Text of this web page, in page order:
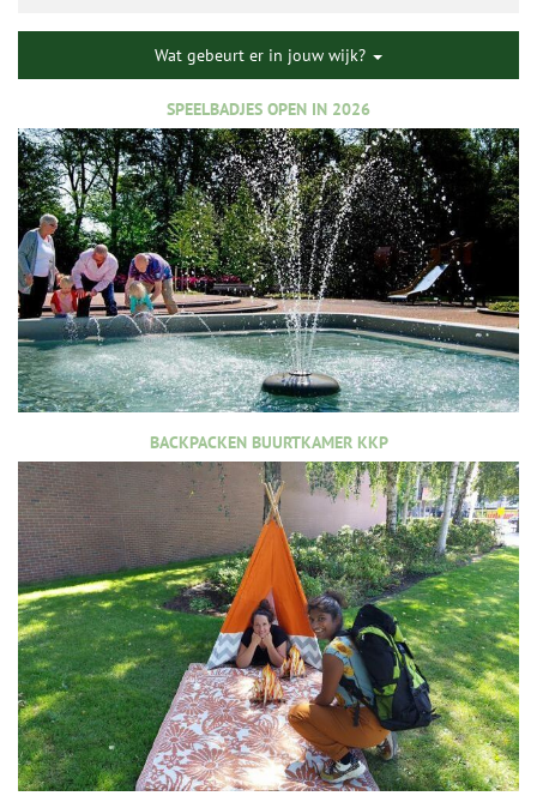
Wat gebeurt er in jouw wijk?
SPEELBADJES OPEN IN 2026
BACKPACKEN BUURTKAMER KKP